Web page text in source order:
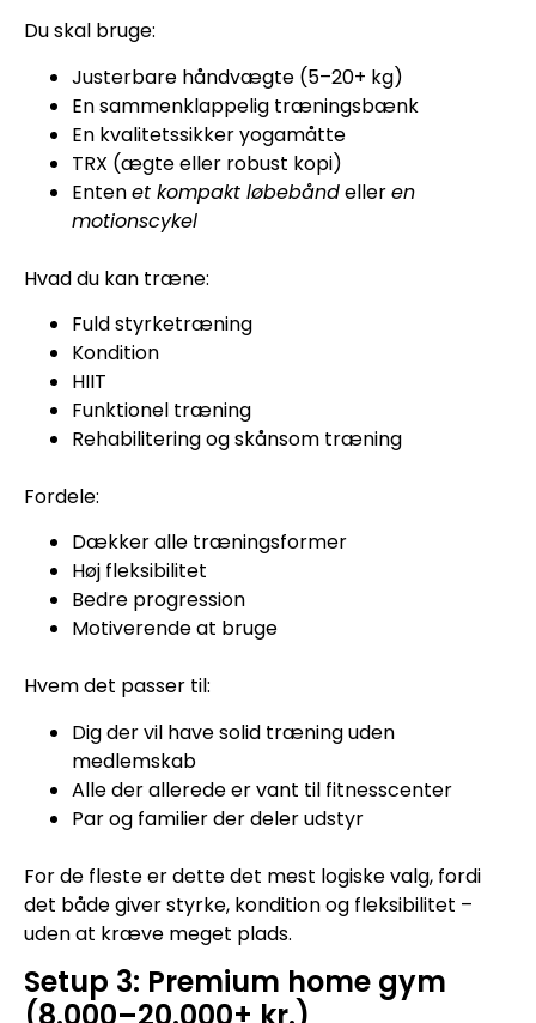
Du skal bruge:
Justerbare håndvægte (5–20+ kg)
En sammenklappelig træningsbænk
En kvalitetssikker yogamåtte
TRX (ægte eller robust kopi)
Entenet kompakt løbebåndelleren
motionscykel
Hvad du kan træne:
Fuld styrketræning
Kondition
HIIT
Funktionel træning
Rehabilitering og skånsom træning
Fordele:
Dækker alle træningsformer
Høj fleksibilitet
Bedre progression
Motiverende at bruge
Hvem det passer til:
Dig der vil have solid træning uden
medlemskab
Alle der allerede er vant til fitnesscenter
Par og familier der deler udstyr
For de fleste er dette det mest logiske valg, fordi
det både giver styrke, kondition og fleksibilitet –
uden at kræve meget plads.
Setup 3: Premium home gym